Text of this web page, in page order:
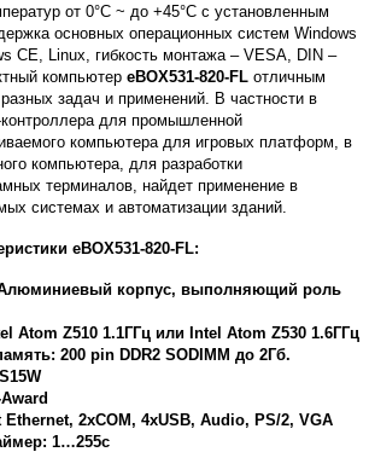
от 0°C ~ до +45°C с установленным
основных операционных систем Windows
CE, Linux, гибкость монтажа – VESA DIN –
компьютер eBOX531-820-FL отличным
задач и применений. В частности в
для промышленной
компьютера для игровых платформ, в
компьютера, для разработки
терминалов, найдет применение в
системах и автоматизации зданий.
eBOX531-820-FL:
Алюминиевый корпус, выполняющий роль
Atom Z510 1.1ГГц или Intel Atom Z530 1.6ГГц
200 pin DDR2 SODIMM до 2Гб.
Ethernet, 2xCOM, 4xUSB, Audio, PS/2, VGA
1…255с